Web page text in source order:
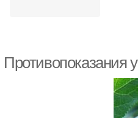
Противопоказания